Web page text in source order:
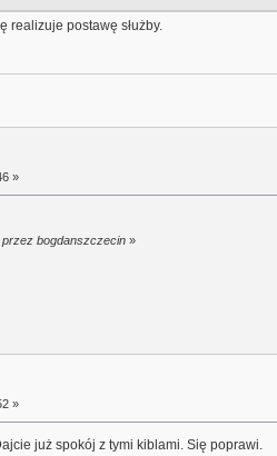
realizuje postawę służby.
»
przez bogdanszczecin»
»
już spokój z tymi kiblami. Się poprawi.